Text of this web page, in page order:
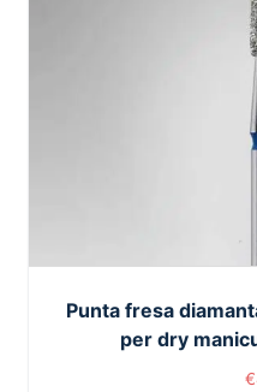
Punta fresa
per dry
€